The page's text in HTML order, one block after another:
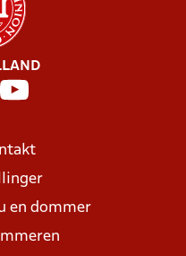
en dommer